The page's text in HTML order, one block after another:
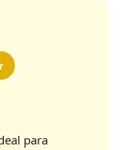
para